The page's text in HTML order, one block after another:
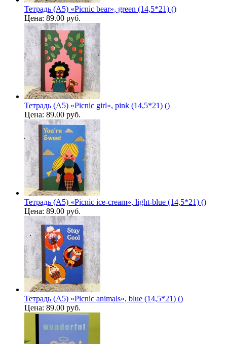
Тетрадь (A5) «Picnic bear», green (14,5*21) ()
Цена: 89.00 руб.
Тетрадь (A5) «Picnic girl», pink (14,5*21) ()
Цена: 89.00 руб.
Тетрадь (A5) «Picnic ice-cream», light-blue (14,5*21) ()
Цена: 89.00 руб.
Тетрадь (A5) «Picnic animals», blue (14,5*21) ()
Цена: 89.00 руб.